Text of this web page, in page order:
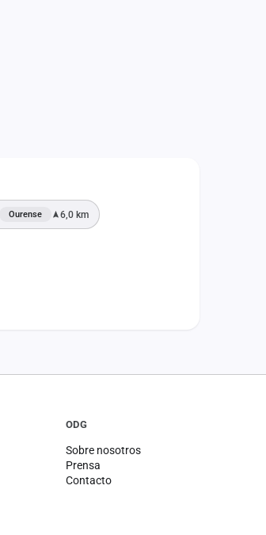
Ourense 6,0 km
ODG
Sobre nosotros
Prensa
Contacto